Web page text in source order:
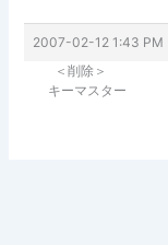
2007-02-12 1:43 PM
＜削除＞
キーマスター